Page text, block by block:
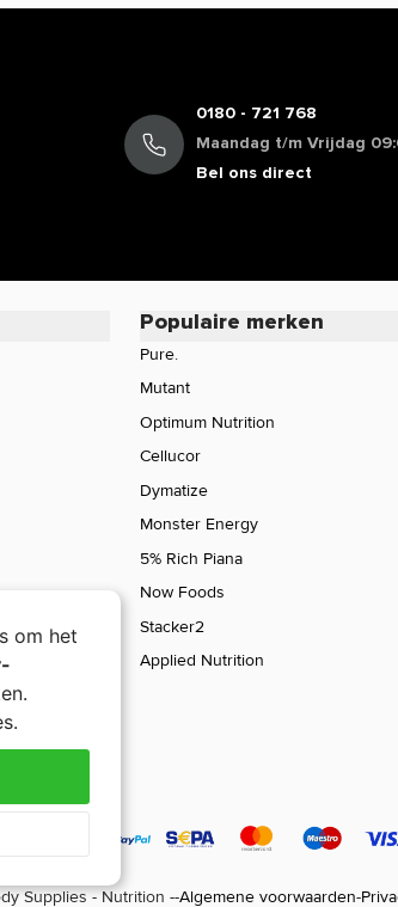
Alpha Male
0180 - 721 768
Maandag t/m Vrijdag
Bel ons direct
Populaire merken
Pure.
Mutant
Optimum Nutrition
Cellucor
Dymatize
Monster Energy
5% Rich Piana
Now Foods
Stacker2
Applied Nutrition
Supplies - Nutrition --Algemene voorwaarden-
om het